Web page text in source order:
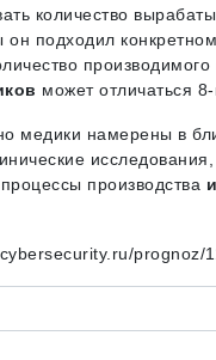
количество
он подходил
может отличаться 8-
медики намерены в
производства
prognoz/